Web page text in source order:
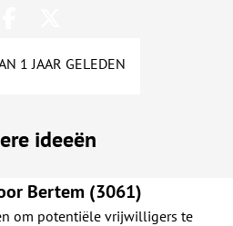
1 JAAR GELEDEN
ideeën
Bertem (3061)
om potentiële vrijwilligers te